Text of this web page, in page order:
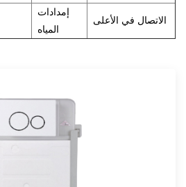
إمدادات
المياه
الاتصال في الأعلى